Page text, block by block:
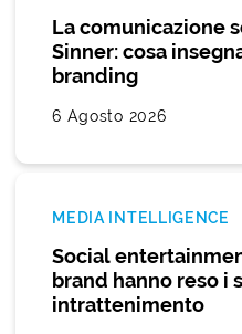
La comunicazione
Sinner: cosa
branding
6 Agosto 2026
MEDIA INTELLIGENCE
Social
brand hanno reso i
intrattenimento